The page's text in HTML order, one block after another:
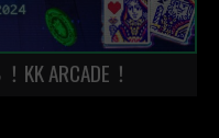
ARCADE！